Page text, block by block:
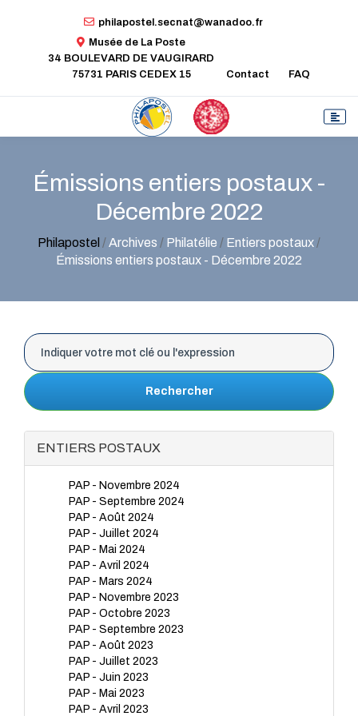
philapostel.secnat@wanadoo.fr
Musée de La Poste
34 BOULEVARD DE VAUGIRARD
75731 PARIS CEDEX 15
Contact FAQ
Émissions entiers postaux -
Décembre 2022
Philapostel /Archives / Philatélie / Entiers postaux /
Émissions entiers postaux - Décembre 2022
Rechercher
ENTIERS POSTAUX
PAP - Novembre 2024
PAP - Septembre 2024
PAP - Août 2024
PAP - Juillet 2024
PAP - Mai 2024
PAP - Avril 2024
PAP - Mars 2024
PAP - Novembre 2023
PAP - Octobre 2023
PAP - Septembre 2023
PAP - Août 2023
PAP - Juillet 2023
PAP - Juin 2023
PAP - Mai 2023
PAP - Avril 2023